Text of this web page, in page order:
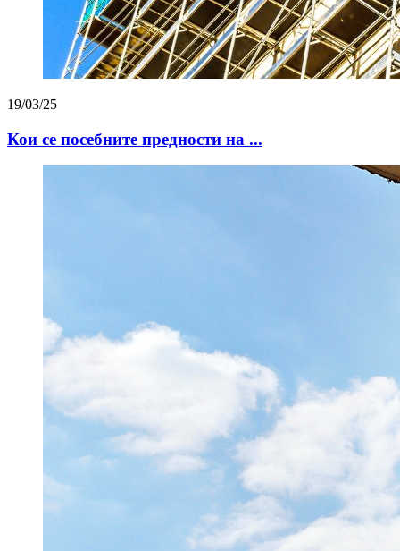
19/03/25
Кои се посебните предности на ...